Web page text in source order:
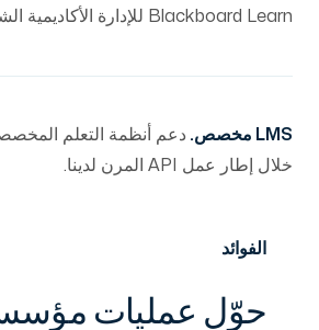
Blackboard Learn للإدارة الأكاديمية الشاملة.
LMS مخصص.
دعم أنظمة التعلم
خلال إطار عمل API المرن لدينا.
الفوائد
حوّل عمليات